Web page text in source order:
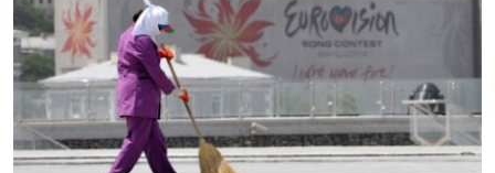
MULTIMEDIA
VIDEO
FOTOQALEREYA
İNFOQRAFIKA
RADIO ARXIV
OXU ZALI
AZƏRBAYCAN ƏDƏBIYYATI KITABXANASI
HAQQIMIZDA
MISSIYAMIZ
BIZI IZLƏ